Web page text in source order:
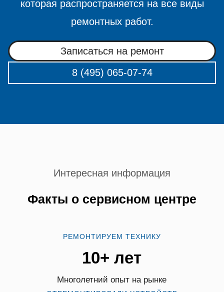
которая распространяется на все виды
ремонтных работ.
Записаться на ремонт
8 (495) 065-07-74
Интересная информация
Факты о сервисном центре
РЕМОНТИРУЕМ ТЕХНИКУ
10+ лет
Многолетний опыт на рынке